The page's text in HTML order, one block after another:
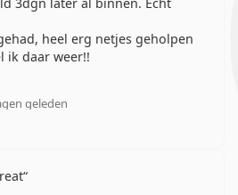
heel erg netjes geholpen
ik daar weer!!
geleden
Beoordeling 5 van 5